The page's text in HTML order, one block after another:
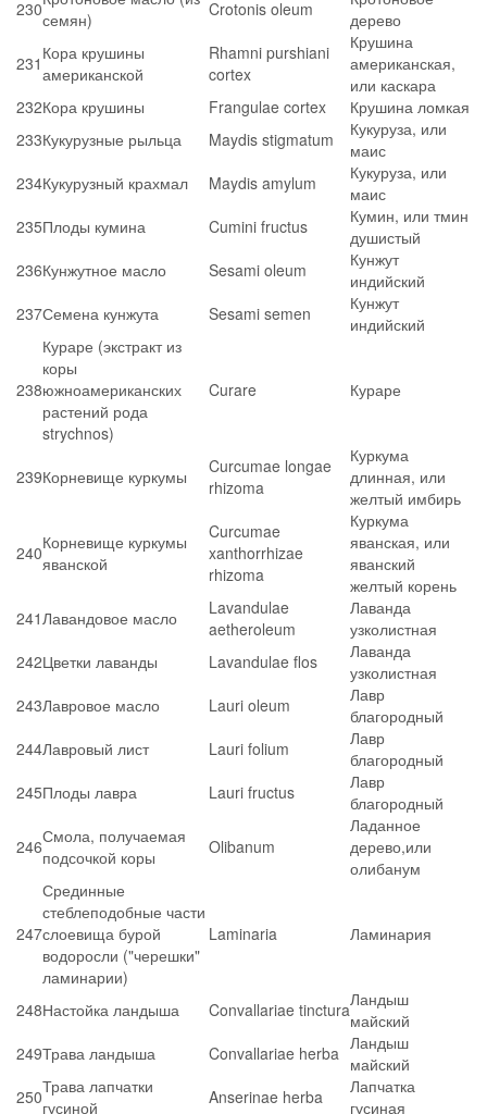
230семян)
Crotonis oleum
дерево
231 Кора крушины
американской
Rhamni purshiani
cortex
Крушина
американская,
или каскара
232Кора крушины Frangulae cortex
Крушина ломкая
233Кукурузные рыльца Maydis stigmatum
Кукуруза, или
маис
234Кукурузный крахмал Maydis amylum
Кукуруза, или
маис
235Плоды кумина Cumini fructus
Кумин, или тмин
душистый
236Кунжутное масло Sesami oleum
Кунжут
индийский
237Семена кунжута Sesami semen
Кунжут
индийский
238
Кураре (экстракт из
коры
южноамериканских
растений рода
strychnos)
Curare Кураре
239Корневище куркумы
Curcumae longae
rhizoma
Куркума
длинная, или
желтый имбирь
240Корневище куркумы
яванской
Curcumae
xanthorrhizae
rhizoma
Куркума
яванская, или
яванский
желтый корень
241Лавандовое масло
Lavandulae
aetheroleum
Лаванда
узколистная
242Цветки лаванды Lavandulae flos
Лаванда
узколистная
243Лавровое масло Lauri oleum
Лавр
благородный
244Лавровый лист Lauri folium
Лавр
благородный
245Плоды лавра Lauri fructus
Лавр
благородный
246Смола, получаемая
подсочкой коры
Olibanum
Ладанное
дерево,или
олибанум
247
Срединные
стеблеподобные части
слоевища бурой
водоросли ("черешки"
ламинарии)
Laminaria Ламинария
248Настойка ландыша Convallariae tincturaЛандыш
майский
249Трава ландыша Convallariae herba Ландыш
майский
250Трава лапчатки
гусиной
Anserinae herba
Лапчатка
гусиная